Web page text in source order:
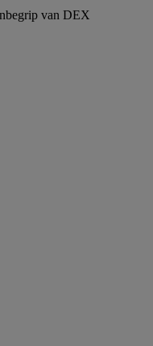
van DEX